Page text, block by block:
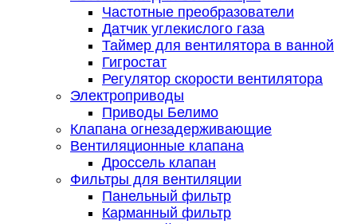
Частотные преобразователи
Датчик углекислого газа
Таймер для вентилятора в ванной
Гигростат
Регулятор скорости вентилятора
Электроприводы
Приводы Белимо
Клапана огнезадерживающие
Вентиляционные клапана
Дроссель клапан
Фильтры для вентиляции
Панельный фильтр
Карманный фильтр